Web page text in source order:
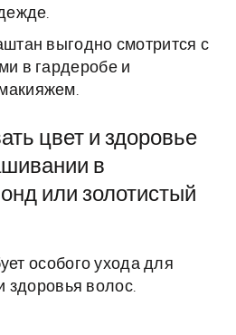
выгодно смотрится с
в гардеробе и
цвет и здоровье
в
или золотистый
особого ухода для
здоровья волос.